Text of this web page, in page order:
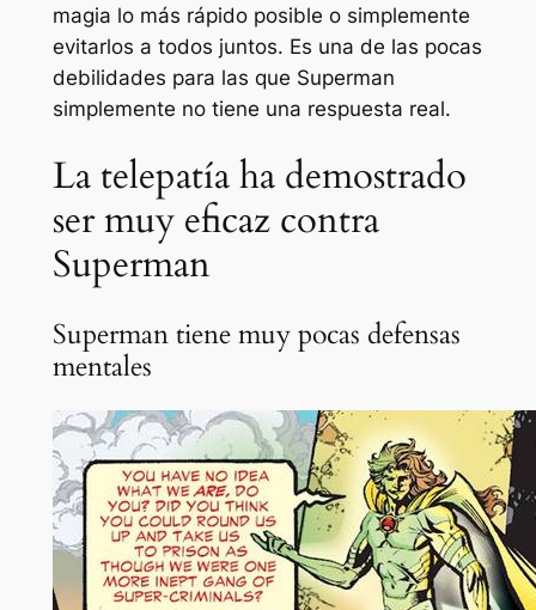
magia lo más rápido posible o simplemente
evitarlos a todos juntos. Es una de las pocas
debilidades para las que Superman
simplemente no tiene una respuesta real.
La telepatía ha demostrado
ser muy eficaz contra
Superman
Superman tiene muy pocas defensas
mentales